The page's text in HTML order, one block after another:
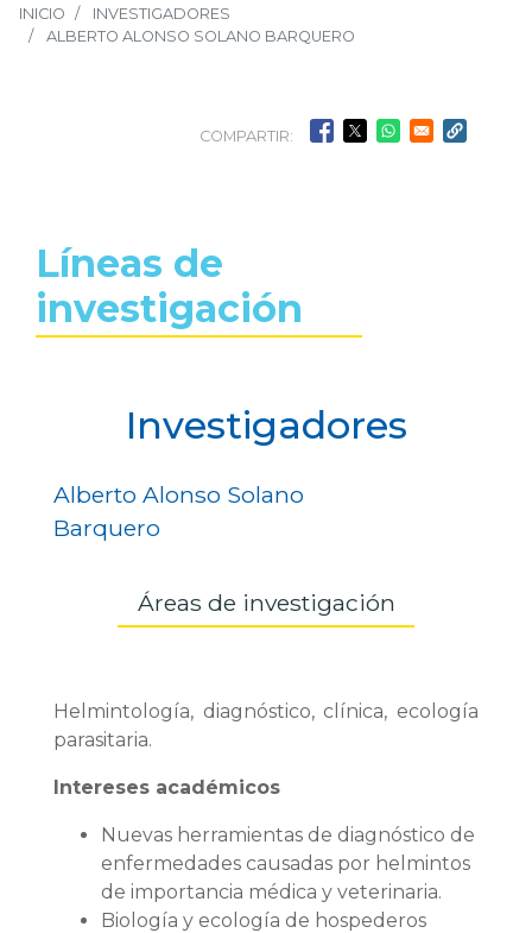
INICIO
INVESTIGADORES
ALBERTO ALONSO SOLANO BARQUERO
COMPARTIR:
Líneas de
investigación
Investigadores
Alberto Alonso Solano
Barquero
Áreas de investigación
Helmintología, diagnóstico, clínica, ecología
parasitaria.
Intereses académicos
Nuevas herramientas de diagnóstico de
enfermedades causadas por helmintos
de importancia médica y veterinaria.
Biología y ecología de hospederos